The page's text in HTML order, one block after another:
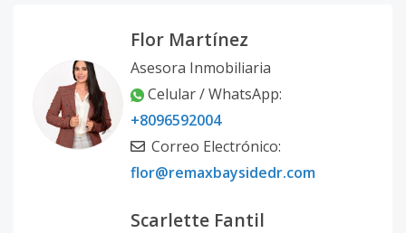
Flor Martínez
Asesora Inmobiliaria
Celular / WhatsApp:
+8096592004
Correo Electrónico:
flor@remaxbaysidedr.com
Scarlette Fantil